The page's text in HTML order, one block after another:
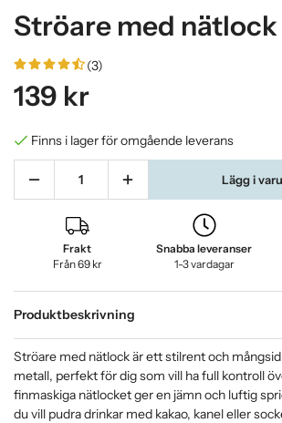
Ströare med nätlock
(3)
139 kr
Finns i lager för omgående leverans
Lägg i
Frakt
Från 69 kr
Snabba leveranser
1-3 vardagar
Produktbeskrivning
Ströare med nätlock är ett stilrent och
metall, perfekt för dig som vill ha full kontroll
finmaskiga nätlocket ger en jämn och luftig
du vill pudra drinkar med kakao, kanel eller